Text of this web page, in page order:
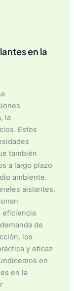
en la
la
Estos
también
a largo plazo
ambiente.
aislantes.
eficiencia
de
los
y eficaz
en
en la